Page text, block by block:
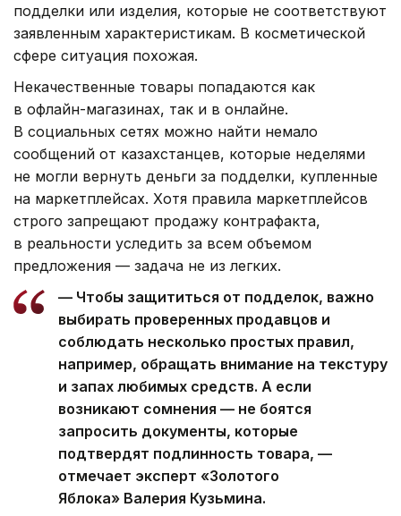
подделки или изделия, которые не соответствуют
заявленным характеристикам. В косметической
сфере ситуация похожая.
Некачественные товары попадаются как
в офлайн-магазинах, так и в онлайне.
В социальных сетях можно найти немало
сообщений от казахстанцев, которые неделями
не могли вернуть деньги за подделки, купленные
на маркетплейсах. Хотя правила маркетплейсов
строго запрещают продажу контрафакта,
в реальности уследить за всем объемом
предложения — задача не из легких.
— Чтобы защититься от подделок, важно
выбирать проверенных продавцов и
соблюдать несколько простых правил,
например, обращать внимание на текстуру
и запах любимых средств. А если
возникают сомнения — не боятся
запросить документы, которые
подтвердят подлинность товара, —
отмечает эксперт «Золотого
Яблока» Валерия Кузьмина.